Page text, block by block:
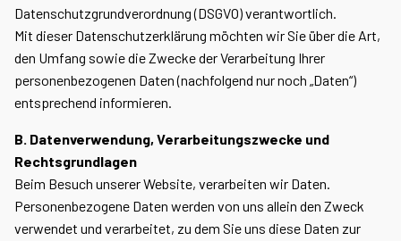
Datenschutzgrundverordnung (DSGVO) verantwortlich.
Mit dieser Datenschutzerklärung möchten wir Sie über die Art,
den Umfang sowie die Zwecke der Verarbeitung Ihrer
personenbezogenen Daten (nachfolgend nur noch „Daten“)
entsprechend informieren.
B. Datenverwendung, Verarbeitungszwecke und
Rechtsgrundlagen
Beim Besuch unserer Website, verarbeiten wir Daten.
Personenbezogene Daten werden von uns allein den Zweck
verwendet und verarbeitet, zu dem Sie uns diese Daten zur